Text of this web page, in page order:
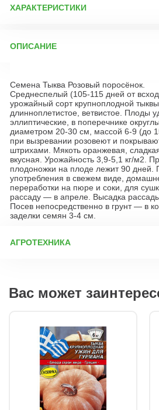
ХАРАКТЕРИСТИКИ
Бренд товара:
Срок отправки:ежедневно
ОПИСАНИЕ
Семена Тыква Розовый поросёнок.
Среднеспелый (105-115 дней от
урожайный сорт крупноплодной
длинноплетистое, ветвистое. Плоды
эллиптические, в поперечнике
диаметром 20-30 см, массой 6-9 (до
при вызревании розовеют и
штрихами. Мякоть оранжевая,
вкусная. Урожайность 3,9-5,1 кг/м2.
плодоножки на плоде лежит 90 дней.
употребления в свежем виде,
переработки на пюре и соки, для
рассаду — в апреле. Высадка
Посев непосредственно в грунт — в
заделки семян 3-4 см.
АГРОТЕХНИКА
Работайте в перчатках или
часто попадают на семена из-за
ополосните. Сроки посева Рассада
около 25–30 дней плюс 3–7 дней на
время посева: Для средней полосы –
мая. Для южных регионов (высадка в
конец марта – начало апреля. В
прямой посев в грунт, но рассадный
Грунт для рассады Состав
(нейтральной кислотности), 30%
перегной, 5% перепревшие опилки
Вас может